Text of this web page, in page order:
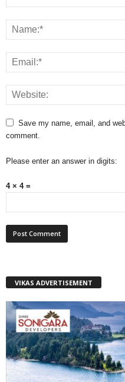
Save my name, email, and
comment.
Please enter an answer in digits:
4 × 4 =
VIKAS ADVERTISEMENT